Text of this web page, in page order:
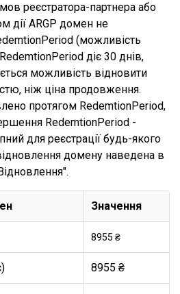
реєстратора-партнера або
дії ARGP домен не
(можливість
діє 30 днів,
можливість відновити
ніж ціна продовження.
протягом RedemtionPeriod,
RedemtionPeriod -
для реєстрації будь-якого
домену наведена в
Значення
8955 ₴
8955 ₴